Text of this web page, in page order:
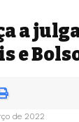
a
e
de 2022